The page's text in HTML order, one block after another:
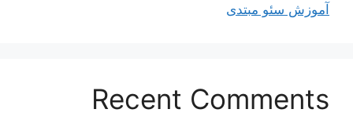
آموزش سئو مبتدی
Recent Comments